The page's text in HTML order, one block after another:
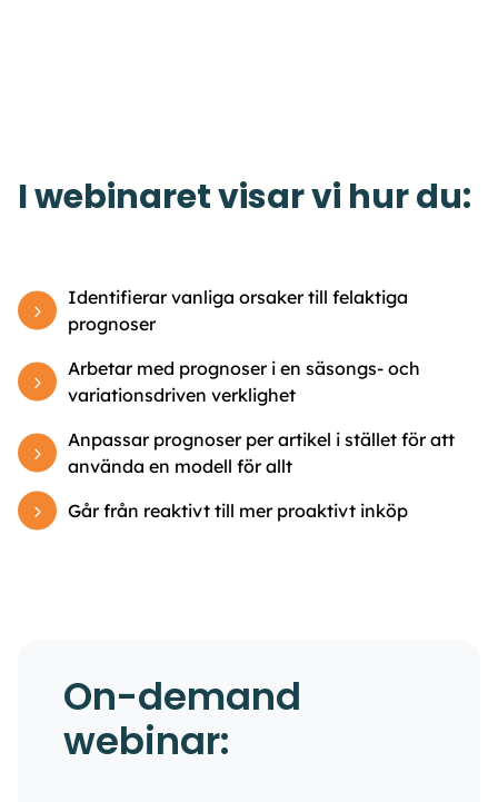
I webinaret visar vi hur du:
Identifierar vanliga orsaker till felaktiga
prognoser
Arbetar med prognoser i en säsongs- och
variationsdriven verklighet
Anpassar prognoser per artikel i stället för att
använda en modell för allt
Går från reaktivt till mer proaktivt inköp